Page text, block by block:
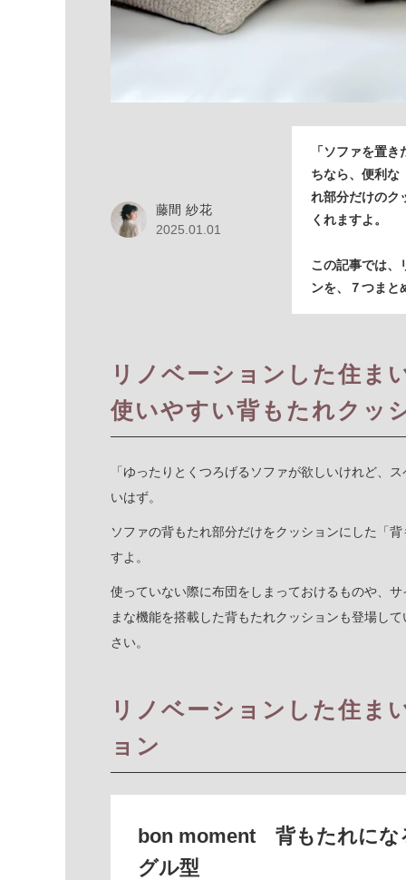
藤間 紗花
2025.01.01
「ソファを置
ちなら、便利
れ部分だけのク
くれますよ。
この記事では、
ンを、７つまと
リノベーションした住ま
使いやすい背もたれクッ
「ゆったりとくつろげるソファが欲しいけれど
いはず。
ソファの背もたれ部分だけをクッションにした「
すよ。
使っていない際に布団をしまっておけるものや、
まな機能を搭載した背もたれクッションも登場し
さい。
リノベーションした住ま
ョン
bon moment 背もたれにな
グル型